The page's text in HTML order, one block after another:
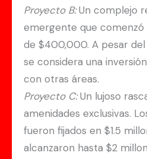
Proyecto B:Un complejo
emergente que
de $400,000. A pesar del
se considera una
con otras áreas.
Proyecto C:Un lujoso
amenidades exclusivas.
fueron fijados en $1.5
alcanzaron hasta $2